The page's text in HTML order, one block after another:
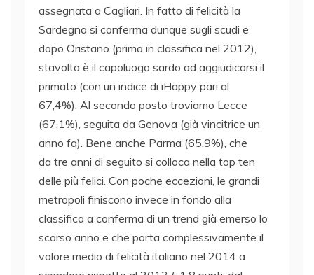
assegnata a Cagliari. In fatto di felicità la
Sardegna si conferma dunque sugli scudi e
dopo Oristano (prima in classifica nel 2012),
stavolta è il capoluogo sardo ad aggiudicarsi il
primato (con un indice di iHappy pari al
67,4%). Al secondo posto troviamo Lecce
(67,1%), seguita da Genova (già vincitrice un
anno fa). Bene anche Parma (65,9%), che
da tre anni di seguito si colloca nella top ten
delle più felici. Con poche eccezioni, le grandi
metropoli finiscono invece in fondo alla
classifica a conferma di un trend già emerso lo
scorso anno e che porta complessivamente il
valore medio di felicità italiano nel 2014 a